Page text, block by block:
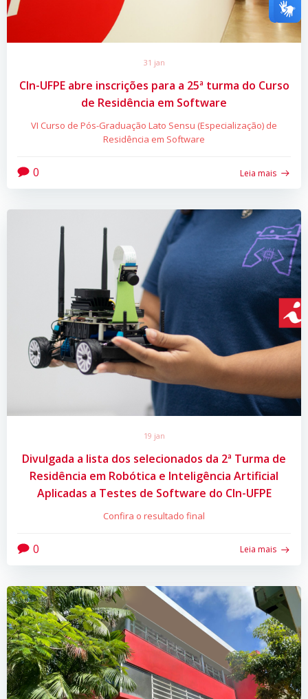
31 jan
CIn-UFPE abre inscrições para a 25ª turma do Curso
de Residência em Software
VI Curso de Pós-Graduação Lato Sensu (Especialização) de
Residência em Software
0 Leia mais
19 jan
Divulgada a lista dos selecionados da 2ª Turma de
Residência em Robótica e Inteligência Artificial
Aplicadas a Testes de Software do CIn-UFPE
Confira o resultado final
0 Leia mais